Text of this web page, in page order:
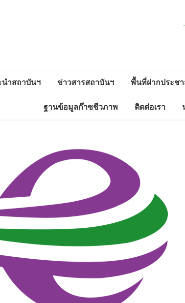
ำสถาบันฯ
งสร้าง
าร
จ
ข่าวสารสถาบันฯ
สาระพลังงาน
ERDI ENEWS LETTER
พื้นที่ฝากประช
ฐานข้อมูลก๊าซชีวภาพ ติดต่อเรา